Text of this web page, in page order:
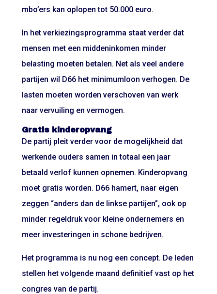
mbo’ers kan oplopen tot 50.000 euro.
In het verkiezingsprogramma staat verder dat
mensen met een middeninkomen minder
belasting moeten betalen. Net als veel andere
partijen wil D66 het minimumloon verhogen. De
lasten moeten worden verschoven van werk
naar vervuiling en vermogen.
Gratis kinderopvang
De partij pleit verder voor de mogelijkheid dat
werkende ouders samen in totaal een jaar
betaald verlof kunnen opnemen. Kinderopvang
moet gratis worden. D66 hamert, naar eigen
zeggen “anders dan de linkse partijen”, ook op
minder regeldruk voor kleine ondernemers en
meer investeringen in schone bedrijven.
Het programma is nu nog een concept. De leden
stellen het volgende maand definitief vast op het
congres van de partij.